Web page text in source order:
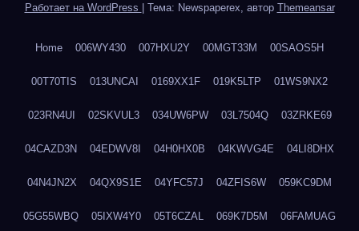
Работает на WordPress Тема: Newspaperex, автор Themeansar
Home 006WY430 007HXU2Y 00MGT33M 00SAOS5H
00T70TIS 013UNCAI 0169XX1F 019K5LTP 01WS9NX2
023RN4UI 02SKVUL3 034UW6PW 03L7504Q 03ZRKE69
04CAZD3N 04EDWV8I 04H0HX0B 04KWVG4E 04LI8DHX
04N4JN2X 04QX9S1E 04YFC57J 04ZFIS6W 059KC9DM
05G55WBQ 05IXW4Y0 05T6CZAL 069K7D5M 06FAMUAG